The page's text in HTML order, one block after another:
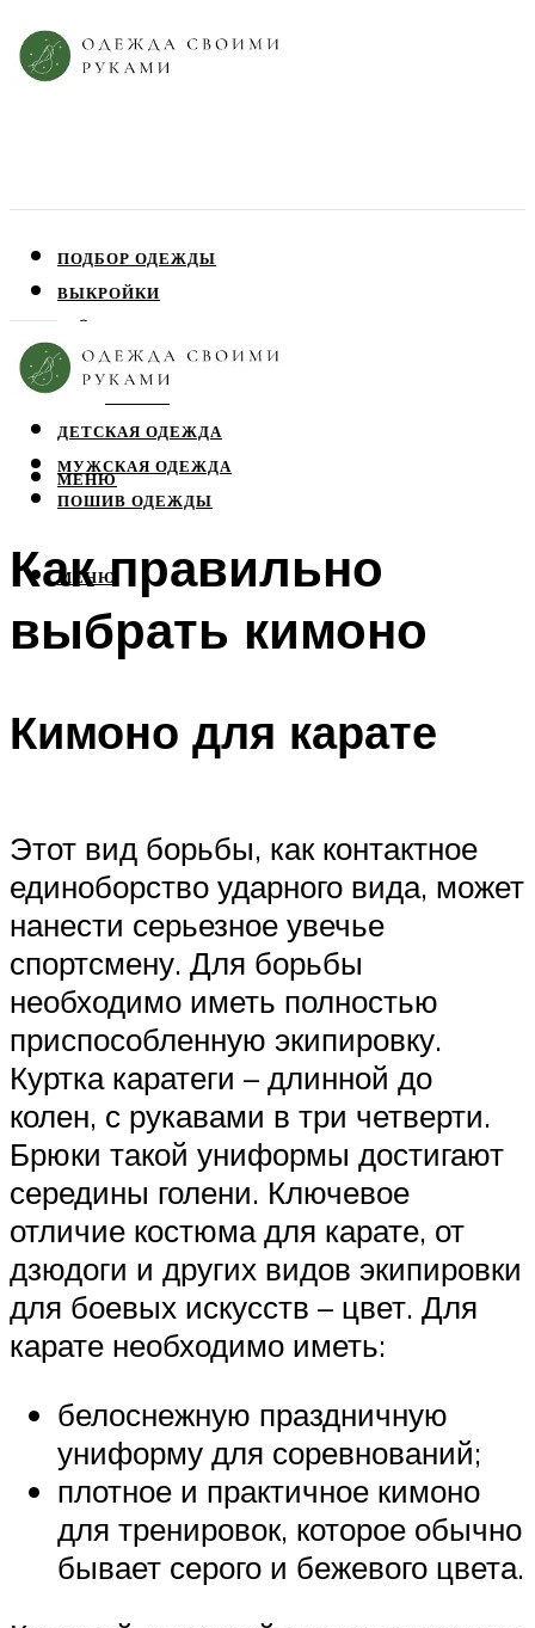
ПОДБОР ОДЕЖДЫ
ВЫКРОЙКИ
ЮБКИ
ДЕТСКАЯ ОДЕЖДА
МУЖСКАЯ ОДЕЖДА
ПОШИВ ОДЕЖДЫ
МЕНЮ
МЕНЮ
Как правильно
выбрать кимоно
Кимоно для карате
Этот вид борьбы, как контактное
единоборство ударного вида, может
нанести серьезное увечье
спортсмену. Для борьбы
необходимо иметь полностью
приспособленную экипировку.
Куртка каратеги – длинной до
колен, с рукавами в три четверти.
Брюки такой униформы достигают
середины голени. Ключевое
отличие костюма для карате, от
дзюдоги и других видов экипировки
для боевых искусств – цвет. Для
карате необходимо иметь:
белоснежную праздничную
униформу для соревнований;
плотное и практичное кимоно
для тренировок, которое обычно
бывает серого и бежевого цвета.